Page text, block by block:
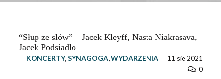
“Słup ze słów” – Jacek Kleyff, Nasta Niakrasava,
Jacek Podsiadło
KONCERTY,SYNAGOGA,WYDARZENIA
11 sie 2021
0